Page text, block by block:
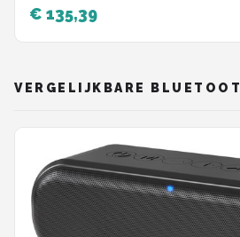
€ 135,39
VERGELIJKBARE